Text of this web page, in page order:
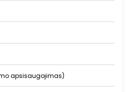
apsisaugojimas)